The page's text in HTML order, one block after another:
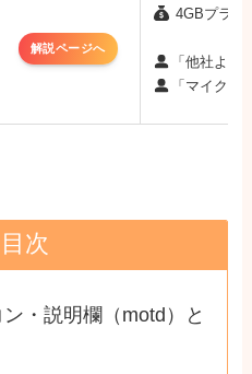
解説ページへ
4GBプラン
「他社より
「マイクラ
目次
・説明欄（motd）と